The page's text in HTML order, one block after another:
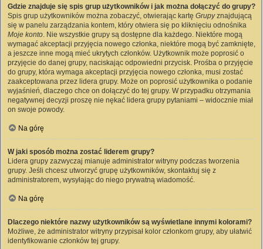
Gdzie znajduje się spis grup użytkowników i jak można dołączyć do grupy?
Spis grup użytkowników można zobaczyć, otwierając kartę Grupyznajdującą
się w panelu zarządzania kontem, który otwiera się po kliknięciu odnośnika
Moje konto. Nie wszystkie grupy są dostępne dla każdego. Niektóre mogą
wymagać akceptacji przyjęcia nowego członka, niektóre mogą być zamknięte,
a jeszcze inne mogą mieć ukrytych członków. Użytkownik może poprosić o
przyjęcie do danej grupy, naciskając odpowiedni przycisk. Prośba o przyjęcie
do grupy, która wymaga akceptacji przyjęcia nowego członka, musi zostać
zaakceptowana przez lidera grupy. Może on poprosić użytkownika o podanie
wyjaśnień, dlaczego chce on dołączyć do tej grupy. W przypadku otrzymania
negatywnej decyzji proszę nie nękać lidera grupy pytaniami – widocznie miał
on swoje powody.
Na górę
W jaki sposób można zostać liderem grupy?
Lidera grupy zazwyczaj mianuje administrator witryny podczas tworzenia
grupy. Jeśli chcesz utworzyć grupę użytkowników, skontaktuj się z
administratorem, wysyłając do niego prywatną wiadomość.
Na górę
Dlaczego niektóre nazwy użytkowników są wyświetlane innymi kolorami?
Możliwe, że administrator witryny przypisał kolor członkom grupy, aby ułatwić
identyfikowanie członków tej grupy.